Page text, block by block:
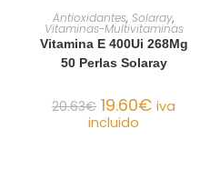
AÑADIR AL CARRITO
Antioxidantes, Solaray,
Vitaminas-Multivitaminas
Vitamina E 400Ui 268Mg
50 Perlas Solaray
20.63€ 19.60€ iva
incluido